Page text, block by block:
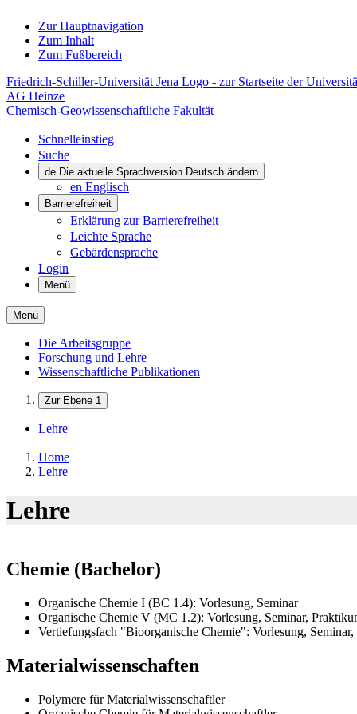
Zur Hauptnavigation
Zum Inhalt
Zum Fußbereich
Friedrich-Schiller-Universität Jena Logo - zur Startseite der
AG Heinze
Chemisch-Geowissenschaftliche Fakultät
Schnelleinstieg
Suche
de Die aktuelle Sprachversion Deutsch ändern
en Englisch
Barrierefreiheit
Erklärung zur Barrierefreiheit
Leichte Sprache
Gebärdensprache
Login
Menü
Menü
Die Arbeitsgruppe
Forschung und Lehre
Wissenschaftliche Publikationen
Zur Ebene 1
Lehre
Home
Lehre
Lehre
Chemie (Bachelor)
Organische Chemie I (BC 1.4): Vorlesung, Seminar
Organische Chemie V (MC 1.2): Vorlesung, Seminar,
Vertiefungsfach "Bioorganische Chemie": Vorlesung,
Materialwissenschaften
Polymere für Materialwissenschaftler